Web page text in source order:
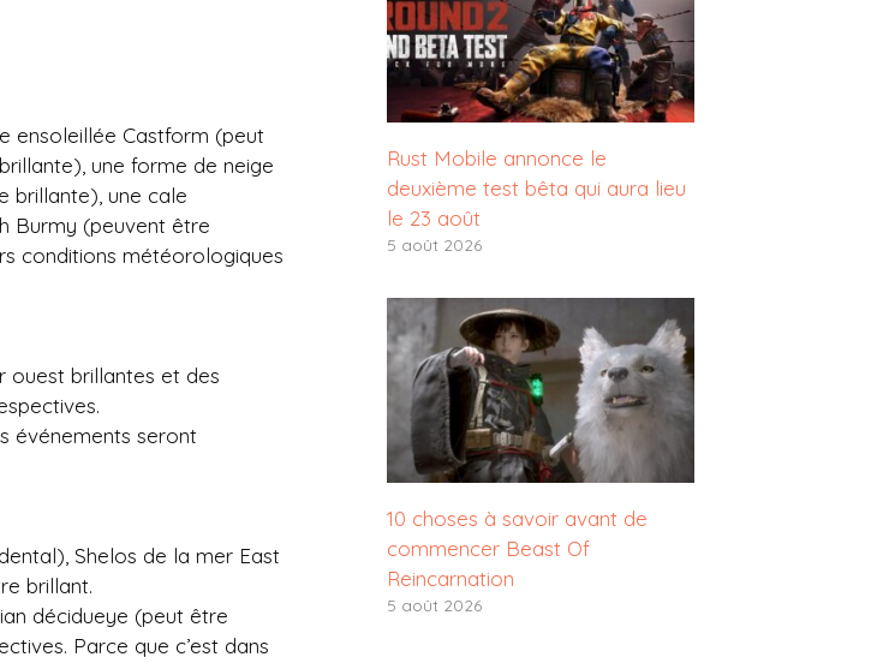
ensoleillée Castform (peut
une forme de neige
brillante), une cale
Burmy (peuvent être
conditions météorologiques
ouest brillantes et des
événements seront
Shelos de la mer East
brillant.
décidueye (peut être
Parce que c’est dans
Rust Mobile annonce le
deuxième test bêta qui aura lieu
le 23 août
5 août 2026
10 choses à savoir avant de
commencer Beast Of
Reincarnation
5 août 2026